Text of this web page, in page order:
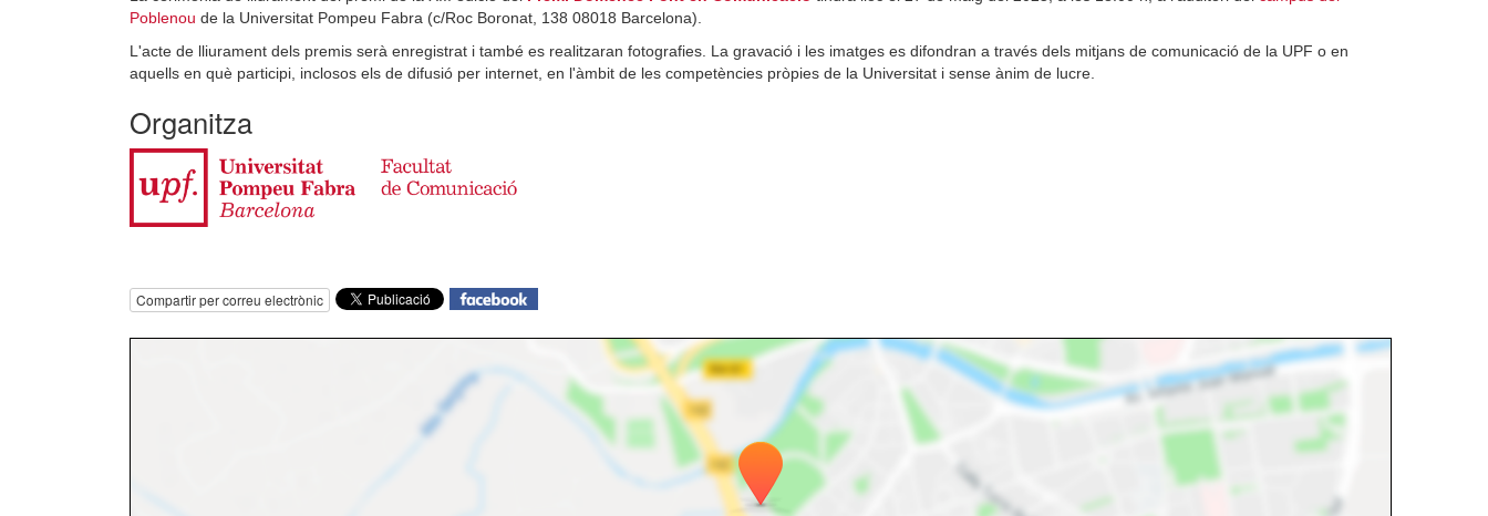
Poblenou de la Universitat Pompeu Fabra (c/Roc Boronat, 138 08018 Barcelona).
L'acte de lliurament dels premis serà enregistrat i també es realitzaran fotografies. La gravació i les imatges es difondran a través dels mitjans de comunicació de la UPF o en
aquells en què participi, inclosos els de difusió per internet, en l'àmbit de les competències pròpies de la Universitat i sense ànim de lucre.
Organitza
Compartir per correu electrònic